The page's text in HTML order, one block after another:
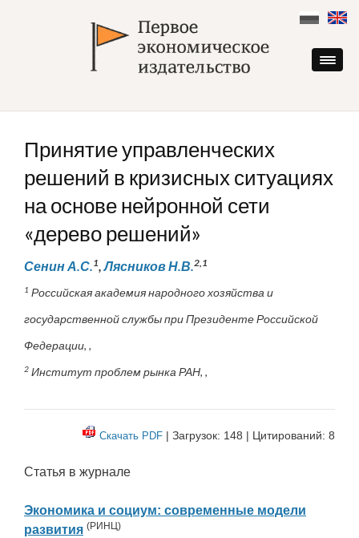
content
Принятие управленческих
решений в кризисных ситуациях
на основе нейронной сети
«дерево решений»
Сенин А.С.1,Лясников Н.В.2,1
1 Российская академия народного хозяйства и
государственной службы при Президенте Российской
Федерации, ,
2 Институт проблем рынка РАН, ,
Скачать PDF | Загрузок: 148 | Цитирований: 8
Статья в журнале
Экономика и социум: современные модели
развития (РИНЦ)